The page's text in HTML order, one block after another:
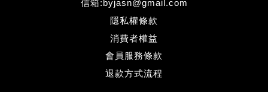
信箱:byjasn@gmail.com
隱私權條款
消費者權益
會員服務條款
退款方式流程